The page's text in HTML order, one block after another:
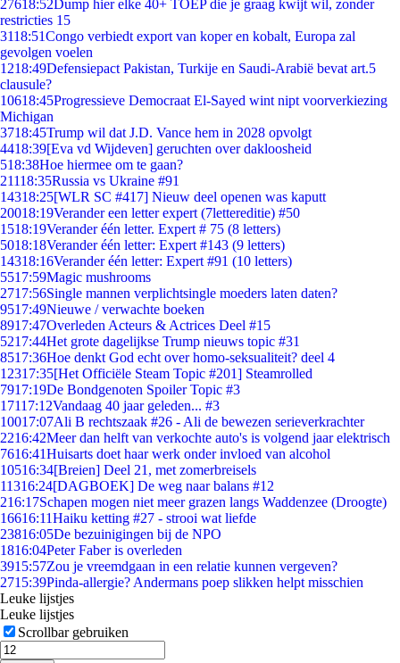
27618:52Dump hier elke 40+ TOEP die je graag kwijt wil, zonder
restricties 15
3118:51Congo verbiedt export van koper en kobalt, Europa zal
gevolgen voelen
1218:49Defensiepact Pakistan, Turkije en Saudi-Arabië bevat art.5
clausule?
10618:45Progressieve Democraat El-Sayed wint nipt voorverkiezing
Michigan
3718:45Trump wil dat J.D. Vance hem in 2028 opvolgt
4418:39[Eva vd Wijdeven] geruchten over dakloosheid
518:38Hoe hiermee om te gaan?
21118:35Russia vs Ukraine #91
14318:25[WLR SC #417] Nieuw deel openen was kaputt
20018:19Verander een letter expert (7lettereditie) #50
1518:19Verander één letter. Expert # 75 (8 letters)
5018:18Verander één letter: Expert #143 (9 letters)
14318:16Verander één letter: Expert #91 (10 letters)
5517:59Magic mushrooms
2717:56Single mannen verplichtsingle moeders laten daten?
9517:49Nieuwe / verwachte boeken
8917:47Overleden Acteurs & Actrices Deel #15
5217:44Het grote dagelijkse Trump nieuws topic #31
8517:36Hoe denkt God echt over homo-seksualiteit? deel 4
12317:35[Het Officiële Steam Topic #201] Steamrolled
7917:19De Bondgenoten Spoiler Topic #3
17117:12Vandaag 40 jaar geleden... #3
10017:07Ali B rechtszaak #26 - Ali de bewezen serieverkrachter
2216:42Meer dan helft van verkochte auto's is volgend jaar elektrisch
7616:41Huisarts doet haar werk onder invloed van alcohol
10516:34[Breien] Deel 21, met zomerbreisels
11316:24[DAGBOEK] De weg naar balans #12
216:17Schapen mogen niet meer grazen langs Waddenzee (Droogte)
16616:11Haiku ketting #27 - strooi wat liefde
23816:05De bezuinigingen bij de NPO
1816:04Peter Faber is overleden
3915:57Zou je vreemdgaan in een relatie kunnen vergeven?
2715:39Pinda-allergie? Andermans poep slikken helpt misschien
Leuke lijstjes
Leuke lijstjes
Scrollbar gebruiken